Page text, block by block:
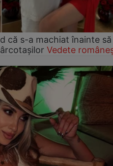
că s-a machiat înainte să
Vedete